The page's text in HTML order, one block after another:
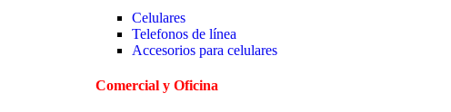
Celulares
Telefonos de línea
Accesorios para celulares
Comercial y Oficina